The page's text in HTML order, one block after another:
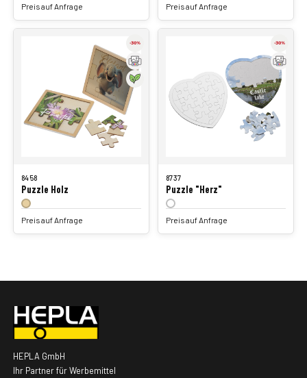
Preis auf Anfrage Preis auf Anfrage
8458
Puzzle Holz
Preis auf Anfrage
8737
Puzzle "Herz"
Preis auf Anfrage
HEPLA GmbH
Ihr Partner für Werbemittel